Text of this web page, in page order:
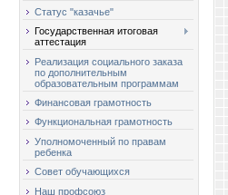
Статус "казачье"
Государственная итоговая
аттестация
Реализация социального заказа
по дополнительным
образовательным программам
Финансовая грамотность
Функциональная грамотность
Уполномоченный по правам
ребенка
Совет обучающихся
Наш профсоюз